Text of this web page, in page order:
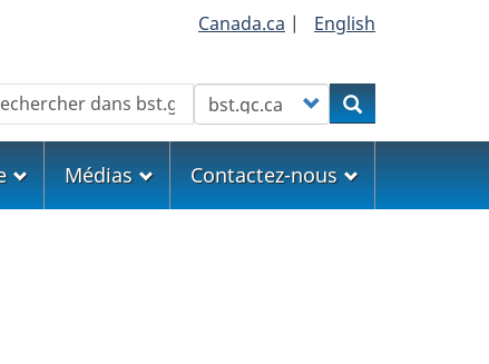
Canada.ca | English
Customize your searchRechercher
Médias Contactez-nous